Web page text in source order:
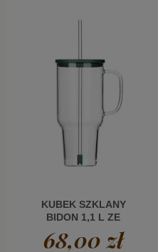
KUBEK SZKLANY
BIDON 1,1 L ZE
SŁOMKĄ ROL BIG
MATE
68,00 zł